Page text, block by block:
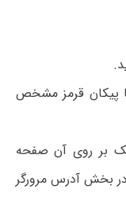
پیکان قرمز مشخص
بر روی آن صفحه
بخش آدرس مرورگر